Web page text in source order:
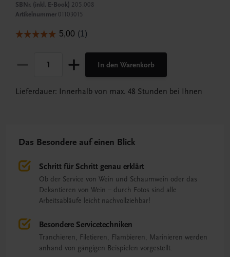
SBNr. (inkl. E-Book) 205.008
Artikelnummer 01103015
In den Warenkorb
Lieferdauer: Innerhalb von max. 48 Stunden bei Ihnen
Das Besondere auf einen Blick
Schritt für Schritt genau erklärt
Ob der Service von Wein und Schaumwein oder das
Dekantieren von Wein – durch Fotos sind alle
Arbeitsabläufe leicht nachvollziehbar!
Besondere Servicetechniken
Tranchieren, Filetieren, Flambieren, Marinieren werden
anhand von gängigen Beispielen vorgestellt.